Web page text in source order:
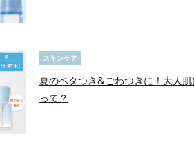
スキンケア
夏のベタつき&ごわつきに！大人
って？